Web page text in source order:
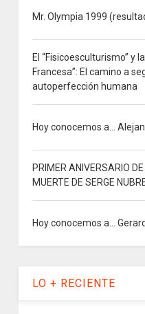
Mr. Olympia 1999
El “Fisicoesculturismo” y
Francesa”: El camino a
autoperfección humana
Hoy conocemos a...
PRIMER ANIVERSARIO
MUERTE DE SERGE
Hoy conocemos a...
LO + RECIENTE